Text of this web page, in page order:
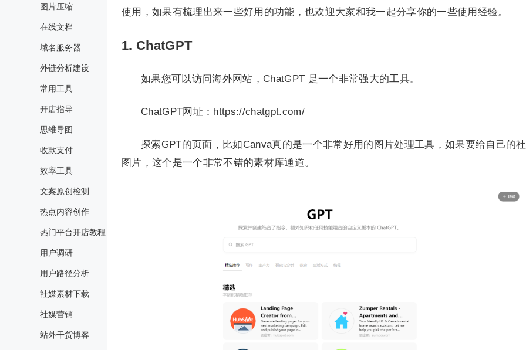
图片压缩
在线文档
域名服务器
外链分析建设
常用工具
开店指导
思维导图
收款支付
效率工具
文案原创检测
热点内容创作
热门平台开店教程
用户调研
用户路径分析
社媒素材下载
社媒营销
站外干货博客
使用，如果有梳理出来一些好用的功能，也欢迎大家和我一起分享你的一些使用经验。
1. ChatGPT
如果您可以访问海外网站，ChatGPT 是一个非常强大的工具。
ChatGPT网址：https://chatgpt.com/
探索GPT的页面，比如Canva真的是一个非常好用的图片处理工具，如果要给自己的
图片，这个是一个非常不错的素材库通道。